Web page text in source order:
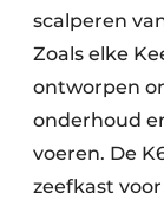
scalperen
Zoals elke
ontworpen
onderhoud
voeren. De
zeefkast